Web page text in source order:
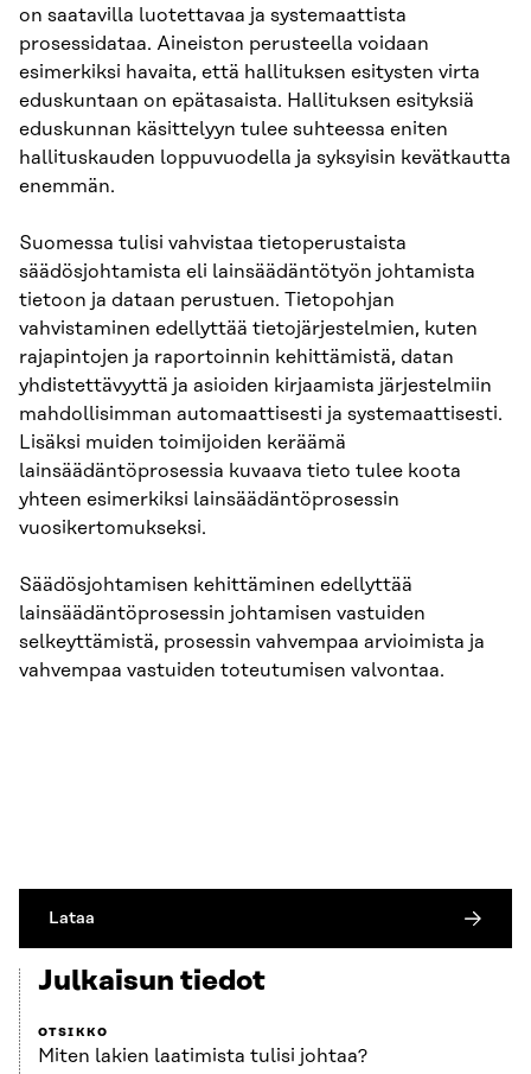
on saatavilla luotettavaa ja systemaattista
prosessidataa. Aineiston perusteella voidaan
esimerkiksi havaita, että hallituksen esitysten virta
eduskuntaan on epätasaista. Hallituksen esityksiä
eduskunnan käsittelyyn tulee suhteessa eniten
hallituskauden loppuvuodella ja syksyisin kevätkautta
enemmän.
Suomessa tulisi vahvistaa tietoperustaista
säädösjohtamista eli lainsäädäntötyön johtamista
tietoon ja dataan perustuen. Tietopohjan
vahvistaminen edellyttää tietojärjestelmien, kuten
rajapintojen ja raportoinnin kehittämistä, datan
yhdistettävyyttä ja asioiden kirjaamista järjestelmiin
mahdollisimman automaattisesti ja systemaattisesti.
Lisäksi muiden toimijoiden keräämä
lainsäädäntöprosessia kuvaava tieto tulee koota
yhteen esimerkiksi lainsäädäntöprosessin
vuosikertomukseksi.
Säädösjohtamisen kehittäminen edellyttää
lainsäädäntöprosessin johtamisen vastuiden
selkeyttämistä, prosessin vahvempaa arvioimista ja
vahvempaa vastuiden toteutumisen valvontaa.
Lataa
Julkaisun tiedot
OTSIKKO
Miten lakien laatimista tulisi johtaa?